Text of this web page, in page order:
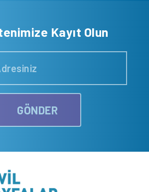
Kayıt Olun
GÖNDER